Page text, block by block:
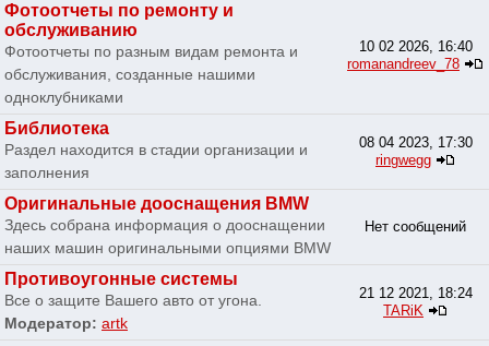
Фотоотчеты по ремонту и
обслуживанию
Фотоотчеты по разным видам ремонта и
обслуживания, созданные нашими
одноклубниками
10 02 2026, 16:40
romanandreev_78
Библиотека
Раздел находится в стадии организации и
заполнения
08 04 2023, 17:30
ringwegg
Оригинальные дооснащения BMW
Здесь собрана информация о дооснащении
наших машин оригинальными опциями BMW
Нет сообщений
Противоугонные системы
Все о защите Вашего авто от угона.
Модератор: artk
21 12 2021, 18:24
TARiK